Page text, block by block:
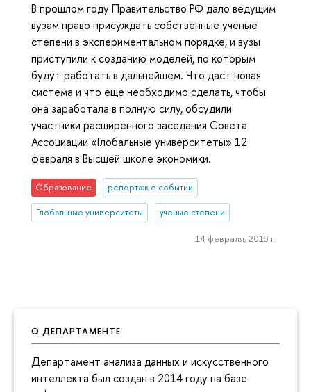
О ДЕПАРТАМЕНТЕ
Департамент анализа данных и искусственного
интеллекта был создан в 2014 году на базе
В прошлом году Правительство РФ дало ведущим
вузам право присуждать собственные ученые
степени в экспериментальном порядке, и вузы
приступили к созданию моделей, по которым
будут работать в дальнейшем. Что даст новая
система и что еще необходимо сделать, чтобы
она заработала в полную силу, обсудили
участники расширенного заседания Совета
Ассоциации «Глобальные университеты» 12
февраля в Высшей школе экономики.
Образование репортаж о событии
Глобальные университеты ученые степени
14 февраля, 2018 г.